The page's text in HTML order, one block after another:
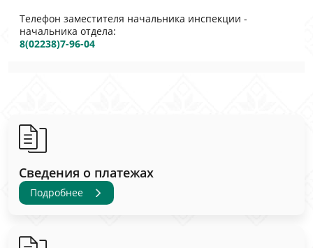
Телефон заместителя начальника инспекции -
начальника отдела:
8(02238)7-96-04
Сведения о платежах
Подробнее